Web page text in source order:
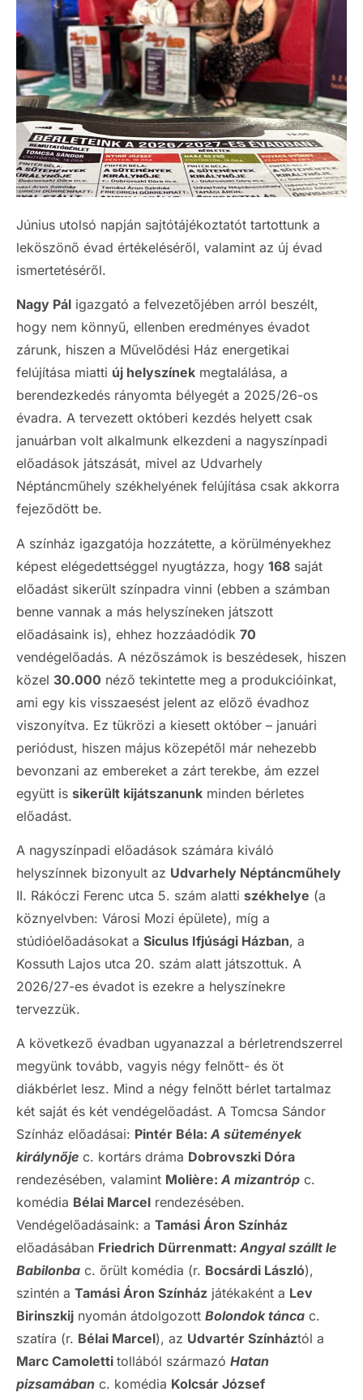
Június utolsó napján sajtótájékoztatót tartottunk a
leköszönő évad értékeléséről, valamint az új évad
ismertetéséről.
Nagy Pál igazgató a felvezetőjében arról beszélt,
hogy nem könnyű, ellenben eredményes évadot
zárunk, hiszen a Művelődési Ház energetikai
felújítása miatti új helyszínek megtalálása, a
berendezkedés rányomta bélyegét a 2025/26-os
évadra. A tervezett októberi kezdés helyett csak
januárban volt alkalmunk elkezdeni a nagyszínpadi
előadások játszását, mivel az Udvarhely
Néptáncműhely székhelyének felújítása csak akkorra
fejeződött be.
A színház igazgatója hozzátette, a körülményekhez
képest elégedettséggel nyugtázza, hogy 168 saját
előadást sikerült színpadra vinni (ebben a számban
benne vannak a más helyszíneken játszott
előadásaink is), ehhez hozzáadódik 70
vendégelőadás. A nézőszámok is beszédesek, hiszen
közel 30.000 néző tekintette meg a produkcióinkat,
ami egy kis visszaesést jelent az előző évadhoz
viszonyítva. Ez tükrözi a kiesett október – januári
periódust, hiszen május közepétől már nehezebb
bevonzani az embereket a zárt terekbe, ám ezzel
együtt is sikerült kijátszanunk minden bérletes
előadást.
A nagyszínpadi előadások számára kiváló
helyszínnek bizonyult az Udvarhely Néptáncműhely
II. Rákóczi Ferenc utca 5. szám alatti székhelye (a
köznyelvben: Városi Mozi épülete), míg a
stúdióelőadásokat a Siculus Ifjúsági Házban, a
Kossuth Lajos utca 20. szám alatt játszottuk. A
2026/27-es évadot is ezekre a helyszínekre
tervezzük.
A következő évadban ugyanazzal a bérletrendszerrel
megyünk tovább, vagyis négy felnőtt- és öt
diákbérlet lesz. Mind a négy felnőtt bérlet tartalmaz
két saját és két vendégelőadást. A Tomcsa Sándor
Színház előadásai: Pintér Béla: A sütemények
királynője c. kortárs dráma Dobrovszki Dóra
rendezésében, valamint Molière: A mizantróp c.
komédia Bélai Marcel rendezésében.
Vendégelőadásaink: a Tamási Áron Színház
előadásában Friedrich Dürrenmatt: Angyal szállt le
Babilonba c. őrült komédia (r. Bocsárdi László),
szintén a Tamási Áron Színház játékaként a Lev
Birinszkij nyomán átdolgozott Bolondok tánca c.
szatíra (r. Bélai Marcel), az Udvartér Színháztól a
Marc Camoletti tollából származó Hatan
pizsamában c. komédia Kolcsár József